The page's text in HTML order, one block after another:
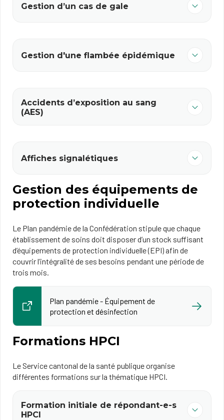
Gestion d’un cas de gale
Gestion d'une flambée épidémique
Accidents d’exposition au sang
(AES)
Affiches signalétiques
Gestion des équipements de
protection individuelle
Le Plan pandémie de la Confédération stipule que chaque
établissement de soins doit disposer d’un stock suffisant
d’équipements de protection individuelle (EPI) afin de
couvrir l’intégralité de ses besoins pendant une période de
trois mois.
Plan pandémie - Équipement de
protection et désinfection
Formations HPCI
Le Service cantonal de la santé publique organise
différentes formations sur la thématique HPCI.
Formation initiale de répondant-e-s
HPCI